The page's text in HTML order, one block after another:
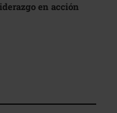
en acción